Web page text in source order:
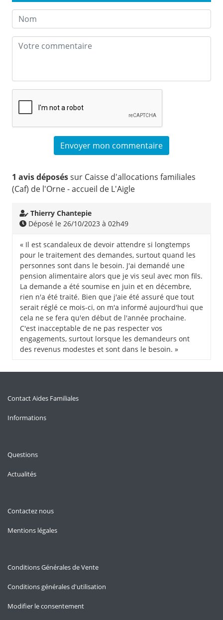
1 avis déposéssur Caisse d'allocations familiales
(Caf) de l'Orne - accueil de L'Aigle
Thierry Chantepie
Déposé le 26/10/2023 à 02h49
« Il est scandaleux de devoir attendre si longtemps
pour le traitement des demandes, surtout quand les
personnes sont dans le besoin. J'ai demandé une
pension alimentaire alors que je vis seul avec mon fils.
La demande a été soumise en juin et en décembre,
rien n'a été traité. Bien que j'aie été assuré que tout
serait réglé ce mois-ci, on m'a informé aujourd'hui que
cela ne se fera qu'en début de l'année prochaine.
C'est inacceptable de ne pas respecter vos
engagements, surtout lorsque les demandeurs ont
des revenus modestes et sont dans le besoin. »
Contact Aides Familiales
Informations
Questions
Actualités
Contactez nous
Mentions légales
Conditions Générales de Vente
Conditions générales d'utilisation
Modifier le consentement